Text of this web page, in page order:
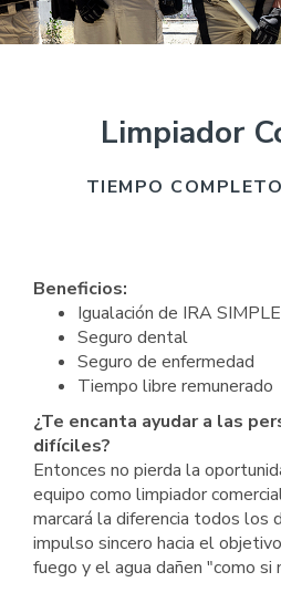
Limpiador
TIEMPO
Beneficios:
Igualación de IRA SIMPLE
Seguro dental
Seguro de enfermedad
Tiempo libre remunerado
¿Te encanta ayudar a las
difíciles?
Entonces no pierda la
equipo como limpiador
marcará la diferencia todos los
impulso sincero hacia el
fuego y el agua dañen "como si